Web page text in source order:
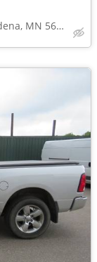
1000 N. Jefferson St. Wadena, MN 56482